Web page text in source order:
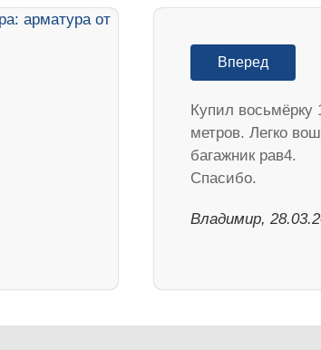
Вперед
Купил восьмёрку
метров. Легко
багажник рав4.
Спасибо.
Владимир,